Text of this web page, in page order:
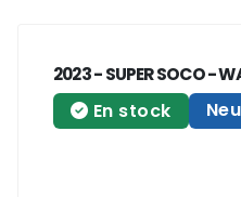
2023 - SUPER SOCO -
En stock